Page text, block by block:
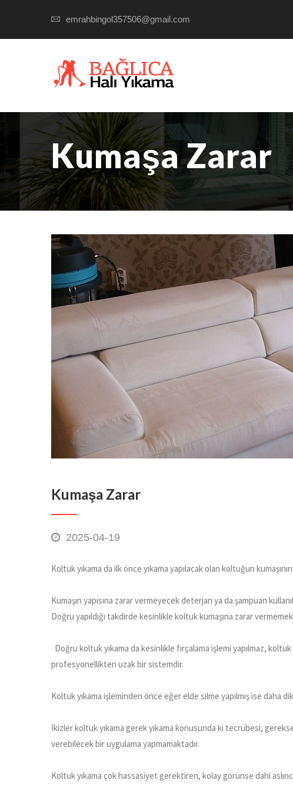
emrahbingol357506@gmail.com
Kumaşa Zarar
Kumaşa Zarar
2025-04-19
Koltuk yıkama da ilk önce yıkama yapılacak olan koltuğun
Kumaşın yapısına zarar vermeyecek deterjan ya da şampuan
Doğru yapıldığı takdirde kesinlikle koltuk kumaşına zarar
Doğru koltuk yıkama da kesinlikle fırçalama işlemi yapılmaz,
profesyonellikten uzak bir sistemdir.
Koltuk yıkama işleminden önce eğer elde silme yapılmış ise daha
İkizler koltuk yıkama gerek yıkama konusunda ki tecrübesi,
verebilecek bir uygulama yapmamaktadır.
Koltuk yıkama çok hassasiyet gerektiren, kolay görünse dahi